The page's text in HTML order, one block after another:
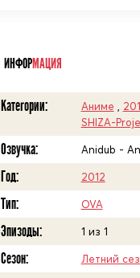
ИНФОРМАЦИЯ
Категории: Аниме
SHIZA-
Озвучка: Anidub -
Год: 2012
Тип: OVA
Эпизоды: 1 из 1
Сезон: Летний